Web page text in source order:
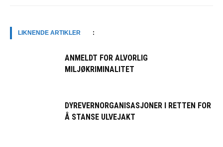
LIKNENDE ARTIKLER :
ANMELDT FOR ALVORLIG
MILJØKRIMINALITET
DYREVERNORGANISASJONER I RETTEN FOR
Å STANSE ULVEJAKT